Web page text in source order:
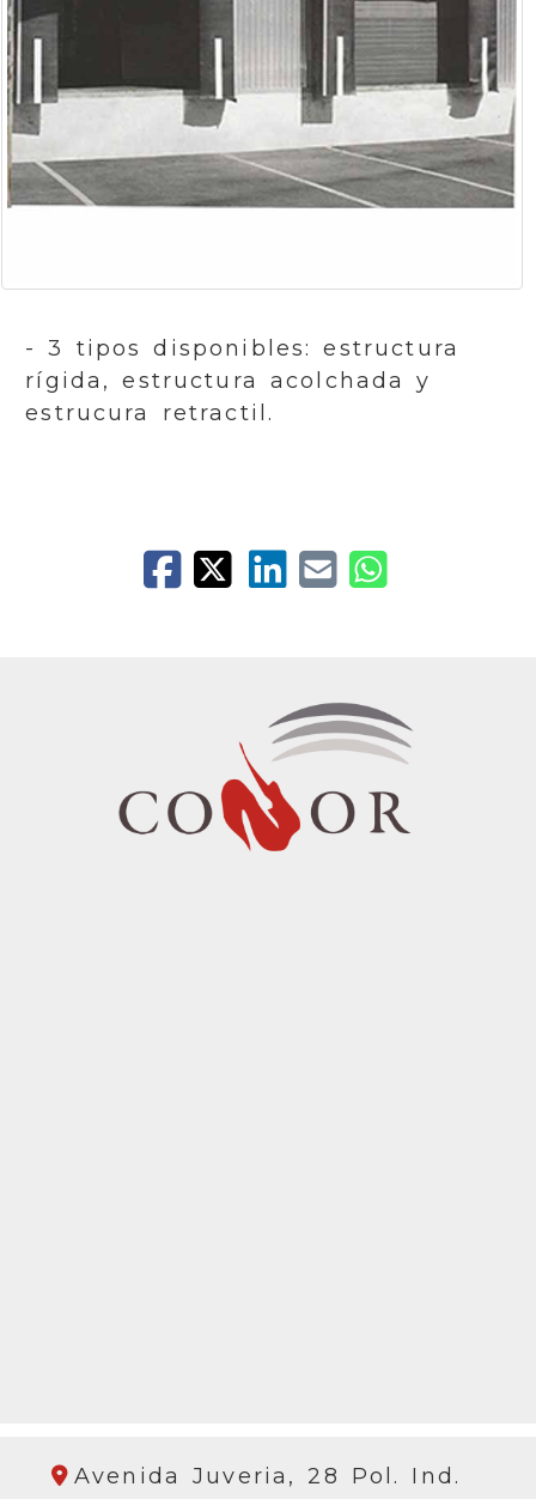
- 3 tipos disponibles: estructura
rígida, estructura acolchada y
estrucura retractil.
Avenida Juveria, 28 Pol. Ind.